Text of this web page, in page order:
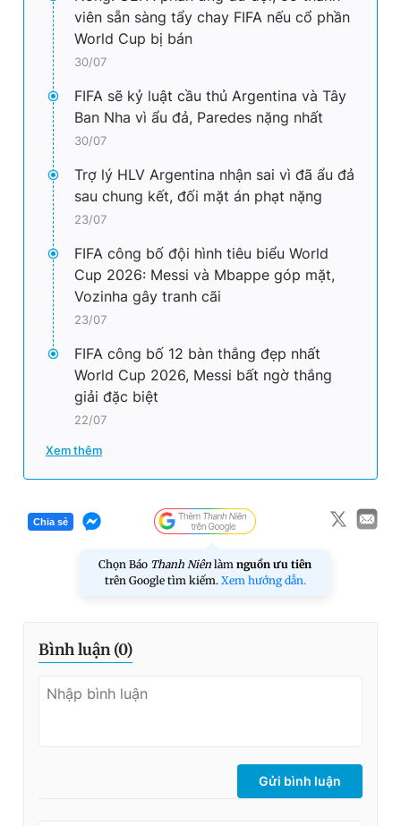
viên sẵn sàng tẩy chay FIFA nếu cổ phần
World Cup bị bán
30/07
FIFA sẽ kỷ luật cầu thủ Argentina và Tây
Ban Nha vì ẩu đả, Paredes nặng nhất
30/07
Trợ lý HLV Argentina nhận sai vì đã ẩu đả
sau chung kết, đối mặt án phạt nặng
23/07
FIFA công bố đội hình tiêu biểu World
Cup 2026: Messi và Mbappe góp mặt,
Vozinha gây tranh cãi
23/07
FIFA công bố 12 bàn thắng đẹp nhất
World Cup 2026, Messi bất ngờ thắng
giải đặc biệt
22/07
Xem thêm
Chia sẻ
Chọn Báo Thanh Niên làm nguồn ưu tiên
trên Google tìm kiếm. Xem hướng dẫn.
Bình luận (0)
Gửi bình luận